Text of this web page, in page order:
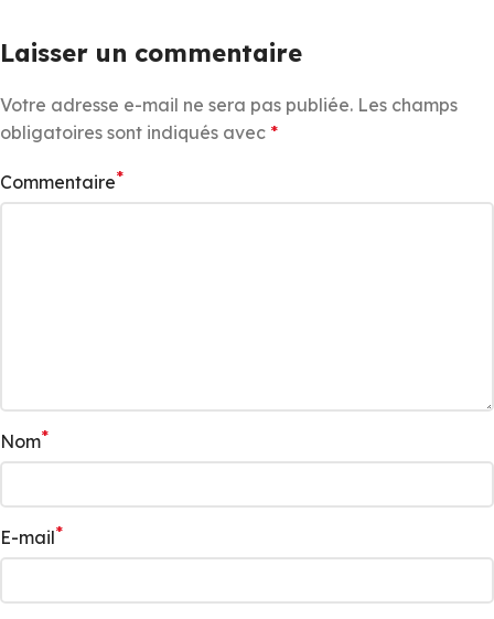
Laisser un commentaire
Votre adresse e-mail ne sera pas publiée. Les champs
obligatoires sont indiqués avec *
Commentaire*
Nom*
E-mail*